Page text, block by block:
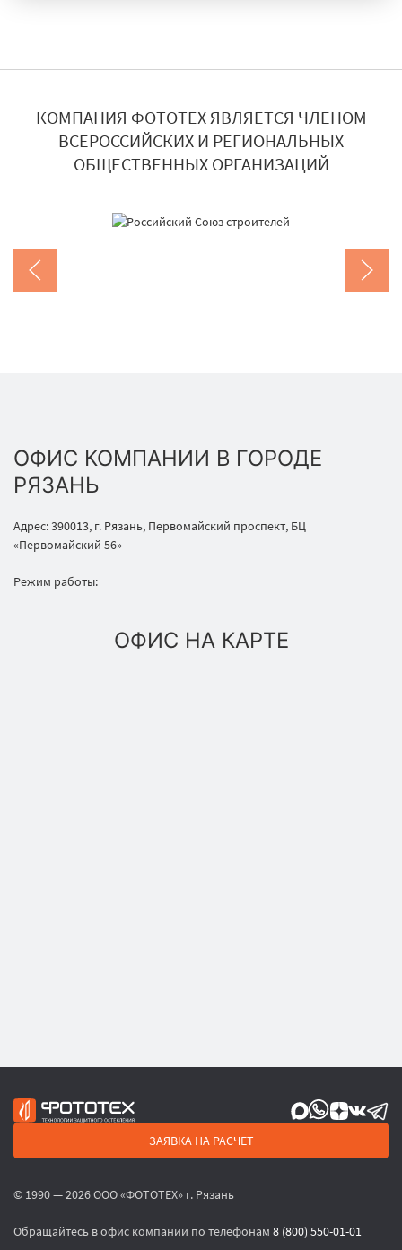
КОМПАНИЯ ФОТОТЕХ ЯВЛЯЕТСЯ ЧЛЕНОМ
ВСЕРОССИЙСКИХ И РЕГИОНАЛЬНЫХ
ОБЩЕСТВЕННЫХ ОРГАНИЗАЦИЙ
ОФИС КОМПАНИИ В ГОРОДЕ
РЯЗАНЬ
Адрес: 390013, г. Рязань, Первомайский проспект, БЦ
«Первомайский 56»
Режим работы:
ОФИС НА КАРТЕ
ЗАЯВКА НА РАСЧЕТ
© 1990 — 2026 ООО «ФОТОТЕХ» г. Рязань
Обращайтесь в офис компании по телефонам 8 (800) 550-01-01